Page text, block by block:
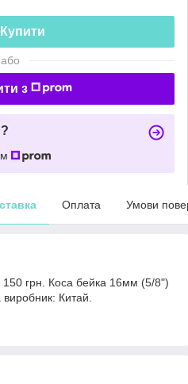
Купити
або
з
Оплата Умови
150 грн. Коса бейка 16мм (5/8")
виробник: Китай.